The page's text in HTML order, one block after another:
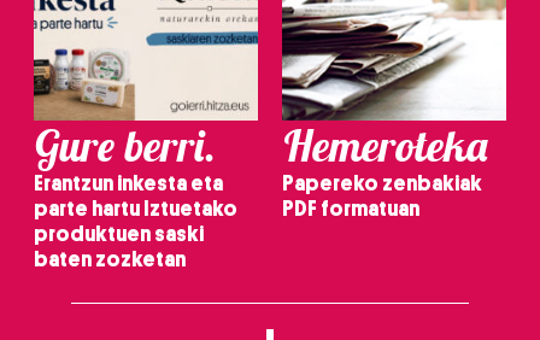
Gure berri.
Erantzun inkesta eta
parte hartu Iztuetako
produktuen saski
baten zozketan
Hemeroteka
Papereko zenbakiak
PDF formatuan